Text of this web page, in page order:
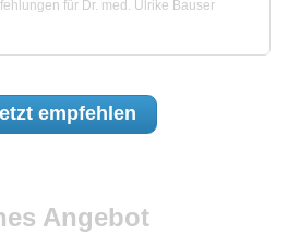
für Dr. med. Ulrike Bauser
empfehlen
Angebot